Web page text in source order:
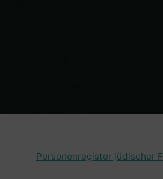
Personenregister jüdischer